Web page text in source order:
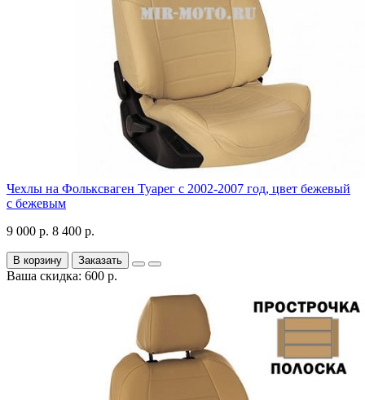
Чехлы на Фольксваген Туарег с 2002-2007 год, цвет бежевый
с бежевым
9 000 р. 8 400 р.
В корзину Заказать
Ваша скидка: 600 р.